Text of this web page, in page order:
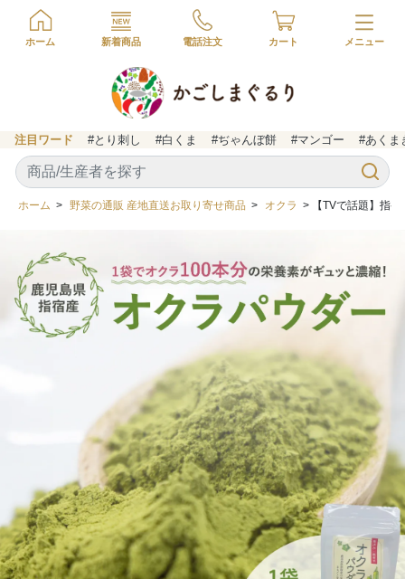
ホーム 新着商品 電話注文 カート
注目ワード #とり刺し #白くま #ぢゃんぼ餅 #マンゴー #あくま
ホーム > 野菜の通販 産地直送お取り寄せ商品 > オクラ > 【TVで話題】指